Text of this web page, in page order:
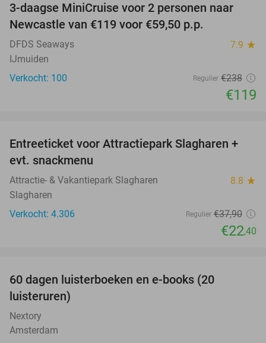
50%
3-daagse MiniCruise voor 2 personen naar
Newcastle van €119 voor €59,50 p.p.
DFDS Seaways 7.9 star
IJmuiden
Verkocht: 100
Regulier €238
€119
41%
Entreeticket voor Attractiepark Slagharen +
evt. snackmenu
Attractie- & Vakantiepark Slagharen 8.8 star
Slagharen
Verkocht: 4.306
Regulier €37,90
€22,40
60 dagen luisterboeken en e-books (20
luisteruren)
Nextory
Amsterdam